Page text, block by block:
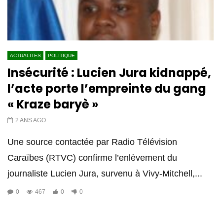
ACTUALITES POLITIQUE
Insécurité : Lucien Jura kidnappé,
l’acte porte l’empreinte du gang
« Kraze baryè »
2 ANS AGO
Une source contactée par Radio Télévision
Caraïbes (RTVC) confirme l’enlèvement du
journaliste Lucien Jura, survenu à Vivy-Mitchell,...
0 467 0 0